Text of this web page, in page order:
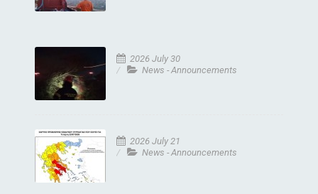
2026 July 30
News - Announcements
2026 July 21
News - Announcements